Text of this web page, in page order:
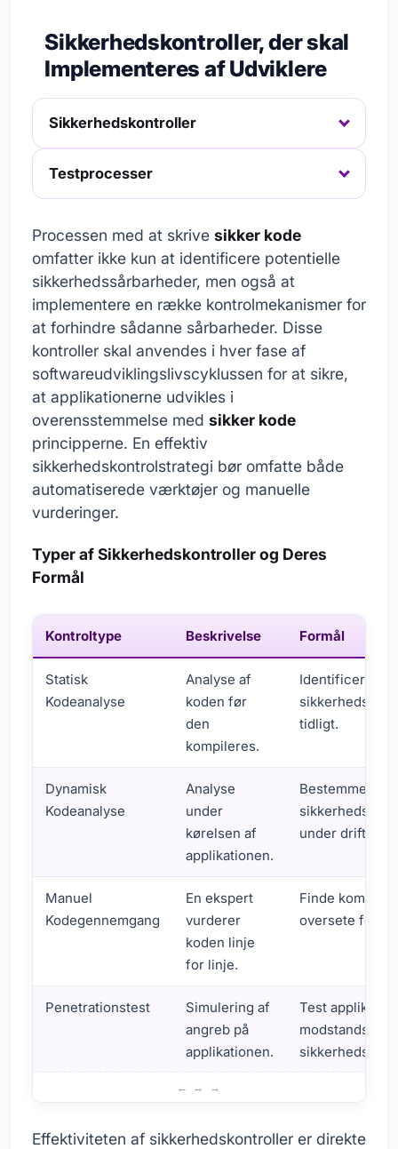
Sikkerhedskontroller, der skal
Implementeres af Udviklere
Sikkerhedskontroller
Testprocesser
Processen med at skrive sikker kode
omfatter ikke kun at identificere potentielle
sikkerhedssårbarheder, men også at
implementere en række kontrolmekanismer for
at forhindre sådanne sårbarheder. Disse
kontroller skal anvendes i hver fase af
softwareudviklingslivscyklussen for at sikre,
at applikationerne udvikles i
overensstemmelse med sikker kode
principperne. En effektiv
sikkerhedskontrolstrategi bør omfatte både
automatiserede værktøjer og manuelle
vurderinger.
Typer af Sikkerhedskontroller og Deres
Formål
Kontroltype Beskrivelse Formål
Statisk
Kodeanalyse
Analyse af
koden før
den
kompileres.
Identificere
tidligt.
Dynamisk
Kodeanalyse
Analyse
under
kørelsen af
applikationen.
Bestemme
under drift.
Manuel
Kodegennemgang
En ekspert
vurderer
koden linje
for linje.
Finde
oversete fejl.
Penetrationstest
Simulering af
angreb på
applikationen.
Test
Effektiviteten af sikkerhedskontroller er direkte